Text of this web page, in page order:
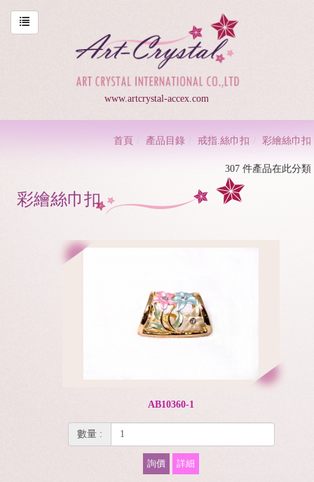
www.artcrystal-accex.com
首頁 產品目錄 戒指.絲巾扣 彩繪絲巾扣
307 件產品在此分類
彩繪絲巾扣
AB10360-1
數量 :
詢價 詳細